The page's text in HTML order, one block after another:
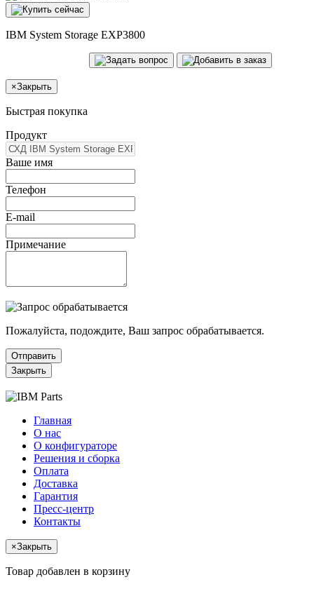
IBM System Storage EXP3800
×Закрыть
Быстрая покупка
Продукт
Ваше имя
Телефон
E-mail
Примечание
Пожалуйста, подождите, Ваш запрос обрабатывается.
Отправить
Закрыть
Главная
О нас
О конфигураторе
Решения и сборка
Оплата
Доставка
Гарантия
Пресс-центр
Контакты
×Закрыть
Товар добавлен в корзину